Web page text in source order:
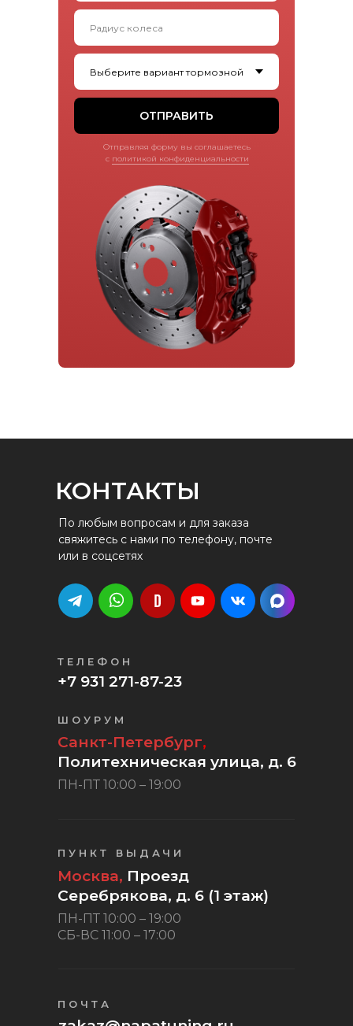
ОТПРАВИТЬ
Отправляя форму вы соглашаетесь
с политикой конфиденциальности
КОНТАКТЫ
+7 931 271-87-23
По любым вопросам и для заказа
свяжитесь с нами по телефону, почте
или в соцсетях
ТЕЛЕФОН
ПОЧТА
Санкт-Петербург,
Политехническая улица, д. 6
ШОУРУМ
Москва, Проезд
Серебрякова, д. 6 (1 этаж)
ПУНКТ ВЫДАЧИ
ПН-ПТ 10:00 – 19:00
ПН-ПТ 10:00 – 19:00
СБ-ВС 11:00 – 17:00